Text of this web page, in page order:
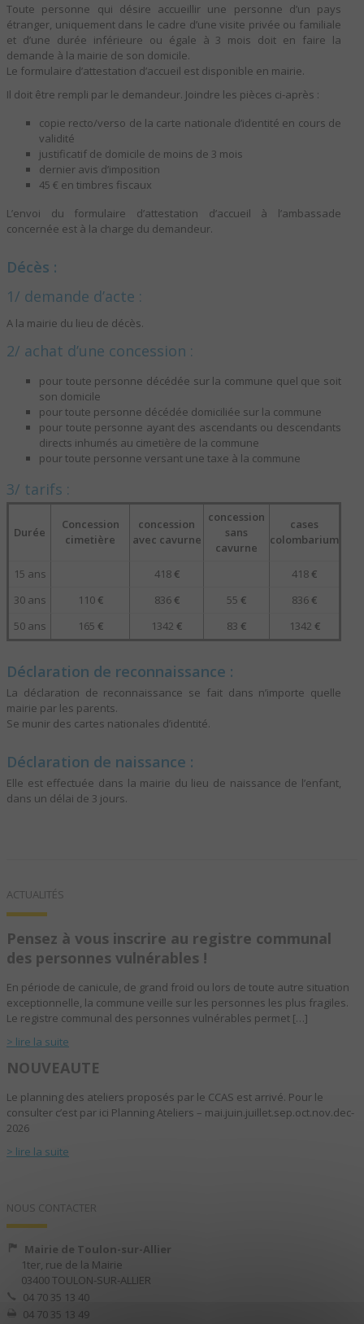
Toute personne qui désire accueillir une personne d’un pays
étranger, uniquement dans le cadre d’une visite privée ou familiale
et d’une durée inférieure ou égale à 3 mois doit en faire la
demande à la mairie de son domicile.
Le formulaire d’attestation d’accueil est disponible en mairie.
Il doit être rempli par le demandeur. Joindre les pièces ci-après :
copie recto/verso de la carte nationale d’identité en cours de
validité
justificatif de domicile de moins de 3 mois
dernier avis d’imposition
45 € en timbres fiscaux
L’envoi du formulaire d’attestation d’accueil à l’ambassade
concernée est à la charge du demandeur.
Décès :
1/ demande d’acte :
A la mairie du lieu de décès.
2/ achat d’une concession :
pour toute personne décédée sur la commune quel que soit
son domicile
pour toute personne décédée domiciliée sur la commune
pour toute personne ayant des ascendants ou descendants
directs inhumés au cimetière de la commune
pour toute personne versant une taxe à la commune
3/ tarifs :
Durée
Concession
cimetière
concession
avec cavurne
concession
sans
cavurne
cases
colombarium
15 ans 418€ 418€
30 ans
110€ 836€ 55 € 836€
50 ans
165 € 1342 € 83 € 1342 €
Déclaration de reconnaissance :
La déclaration de reconnaissance se fait dans n’importe quelle
mairie par les parents.
Se munir des cartes nationales d’identité.
Déclaration de naissance :
Elle est effectuée dans la mairie du lieu de naissance de l’enfant,
dans un délai de 3 jours.
ACTUALITÉS
Pensez à vous inscrire au registre communal
des personnes vulnérables !
En période de canicule, de grand froid ou lors de toute autre situation
exceptionnelle, la commune veille sur les personnes les plus fragiles.
Le registre communal des personnes vulnérables permet […]
> lire la suite
NOUVEAUTE
Le planning des ateliers proposés par le CCAS est arrivé. Pour le
consulter c’est par ici Planning Ateliers – mai.juin.juillet.sep.oct.nov.dec-
2026
> lire la suite
NOUS CONTACTER
Mairie de Toulon-sur-Allier
1ter, rue de la Mairie
03400 TOULON-SUR-ALLIER
04 70 35 13 40
04 70 35 13 49